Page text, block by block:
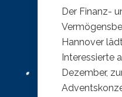
Der Finanz-
Hannover
Interessierte
Dezember,